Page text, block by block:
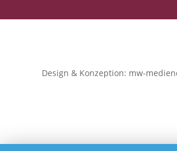
Design & Konzeption: mw-